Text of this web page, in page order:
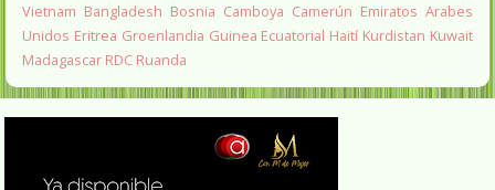
Vietnam Bangladesh Bosnia Camboya Camerún Emiratos Arabes
Unidos Eritrea Groenlandia Guinea Ecuatorial Haití Kurdistan Kuwait
Madagascar RDC Ruanda